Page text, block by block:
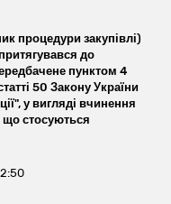
процедури закупівлі)
до
пунктом 4
50 Закону України
у вигляді вчинення
що стосуються